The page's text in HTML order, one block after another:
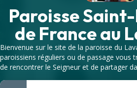
Paroisse
de France au
Bienvenue sur le site de la paroisse du
paroissiens réguliers ou de passage vous
de rencontrer le Seigneur et de partager